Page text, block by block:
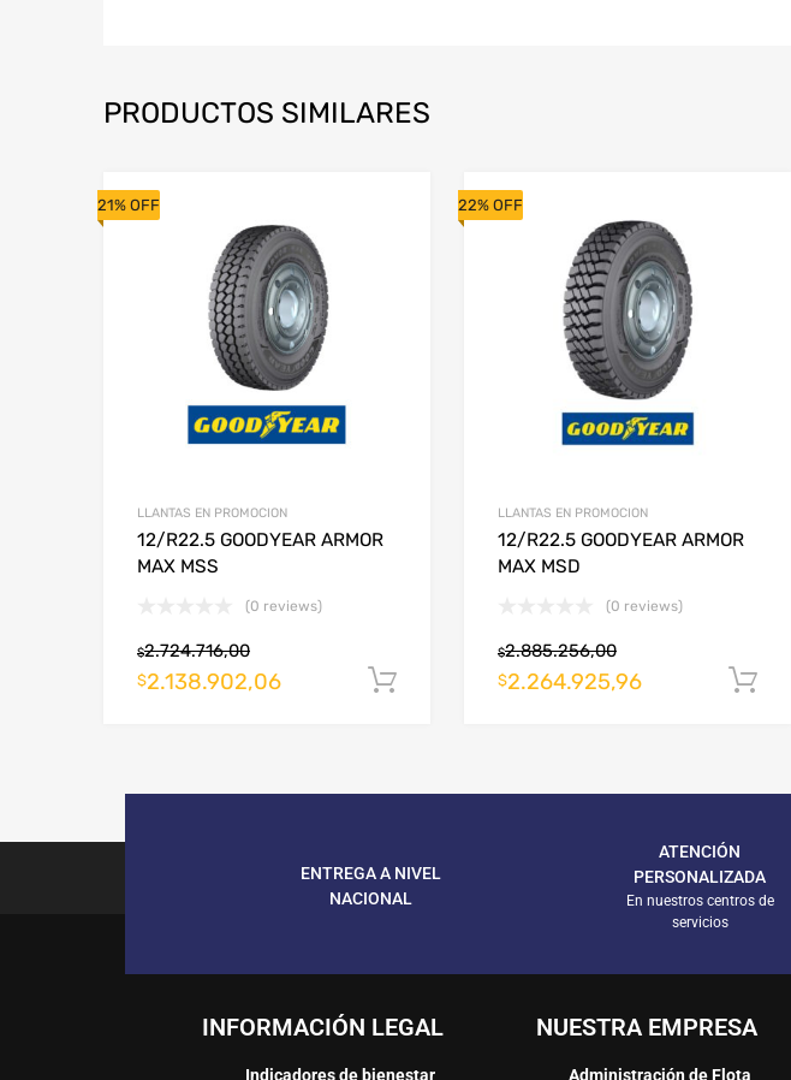
PRODUCTOS SIMILARES
21% OFF
LLANTAS EN PROMOCION
12/R22.5 GOODYEAR ARMOR
MAX MSS
(0 reviews)
$2.724.716,00
$2.138.902,06 Añadir al carrito
22% OFF
LLANTAS EN PROMOCION
12/R22.5 GOODYEAR ARMOR
MAX MSD
(0 reviews)
$2.885.256,00
$2.264.925,96
ENTREGA A NIVEL
NACIONAL
ATENCIÓN
PERSONALIZADA
En nuestros centros de
servicios
INFORMACIÓN LEGAL
Indicadores de bienestar
NUESTRA EMPRESA
Administración de Flota